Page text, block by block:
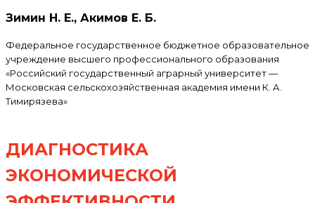
Зимин Н. Е., Акимов Е. Б.
Федеральное государственное бюджетное образовательное
учреждение высшего профессионального образования
«Российский государственный аграрный университет —
Московская сельскохозяйственная академия имени К. А.
Тимирязева»
ДИАГНОСТИКА
ЭКОНОМИЧЕСКОЙ